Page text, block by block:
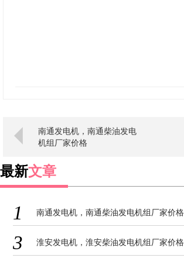
南通发电机，南通柴油发电
机组厂家价格
最新文章
1 南通发电机，南通柴油发电机组厂家价格
3
淮安发电机，淮安柴油发电机组厂家价格